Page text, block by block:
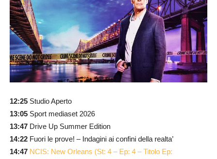
12:25 Studio Aperto
13:05 Sport mediaset 2026
13:47 Drive Up Summer Edition
14:22 Fuori le prove! – Indagini ai confini della realta’
14:47 NCIS: New Orleans (St: 4 – Ep: 4 – Titolo Ep: